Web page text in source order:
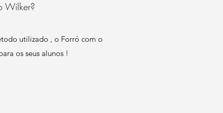
Wilker?
utilizado , o Forró com o
os seus alunos !